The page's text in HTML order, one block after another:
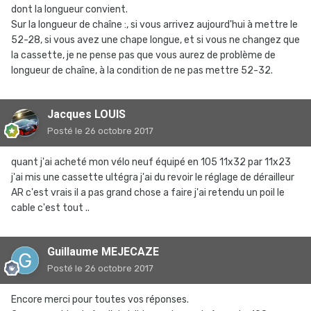
dont la longueur convient.
Sur la longueur de chaîne :, si vous arrivez aujourd'hui à mettre le
52-28, si vous avez une chape longue, et si vous ne changez que
la cassette, je ne pense pas que vous aurez de problème de
longueur de chaîne, à la condition de ne pas mettre 52-32.
Jacques LOUIS
Posté le 26 octobre 2017
quant j'ai acheté mon vélo neuf équipé en 105 11x32 par 11x23
j'ai mis une cassette ultégra j'ai du revoir le réglage de dérailleur
AR c'est vrais il a pas grand chose a faire j'ai retendu un poil le
cable c'est tout ..
Guillaume MEJECAZE
Posté le 26 octobre 2017
Encore merci pour toutes vos réponses.